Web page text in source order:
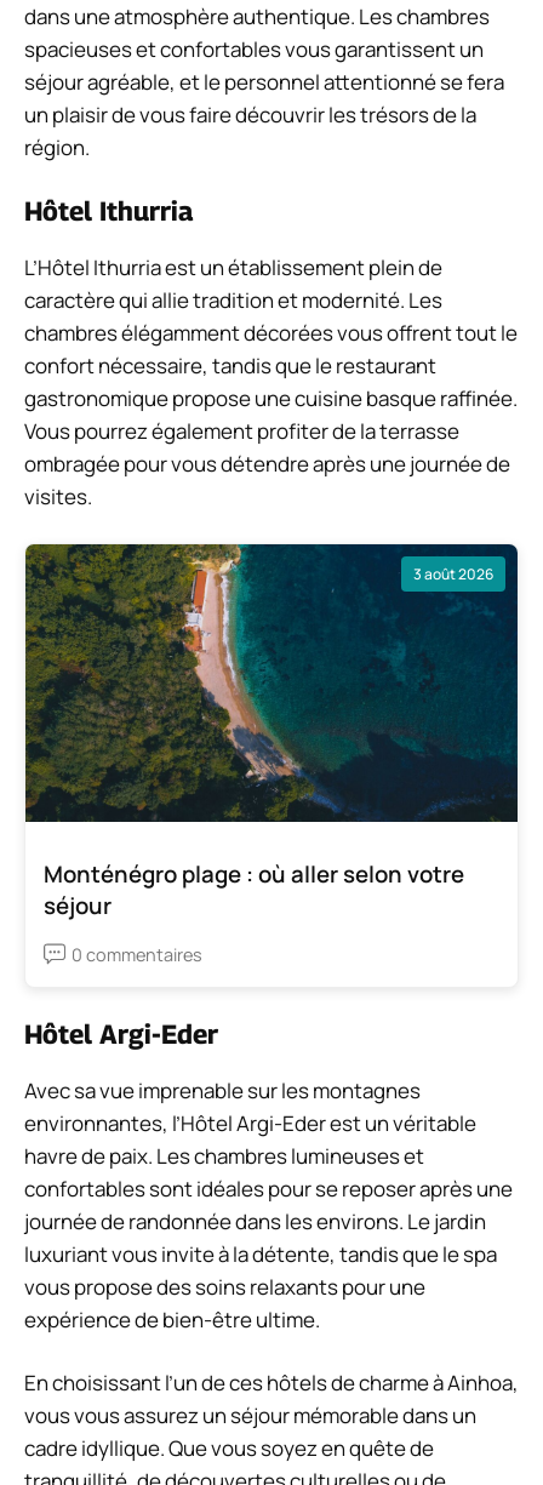
dans une atmosphère authentique. Les chambres
spacieuses et confortables vous garantissent un
séjour agréable, et le personnel attentionné se fera
un plaisir de vous faire découvrir les trésors de la
région.
Hôtel Ithurria
L’Hôtel Ithurria est un établissement plein de
caractère qui allie tradition et modernité. Les
chambres élégamment décorées vous offrent tout le
confort nécessaire, tandis que le restaurant
gastronomique propose une cuisine basque raffinée.
Vous pourrez également profiter de la terrasse
ombragée pour vous détendre après une journée de
visites.
3 août 2026
Monténégro plage : où aller selon votre
séjour
0 commentaires
Hôtel Argi-Eder
Avec sa vue imprenable sur les montagnes
environnantes, l’Hôtel Argi-Eder est un véritable
havre de paix. Les chambres lumineuses et
confortables sont idéales pour se reposer après une
journée de randonnée dans les environs. Le jardin
luxuriant vous invite à la détente, tandis que le spa
vous propose des soins relaxants pour une
expérience de bien-être ultime.
En choisissant l’un de ces hôtels de charme à Ainhoa,
vous vous assurez un séjour mémorable dans un
cadre idyllique. Que vous soyez en quête de